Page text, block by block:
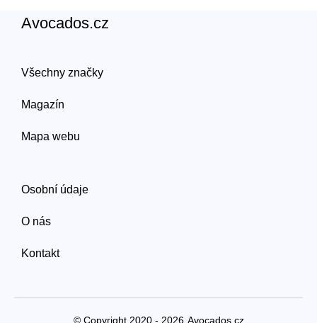
Avocados.cz
Všechny značky
Magazín
Mapa webu
Osobní údaje
O nás
Kontakt
© Copyright 2020 - 2026 Avocados.cz